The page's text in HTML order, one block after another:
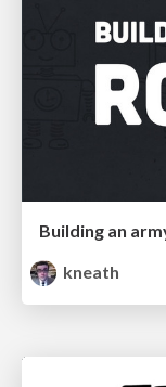
Building an
kneath